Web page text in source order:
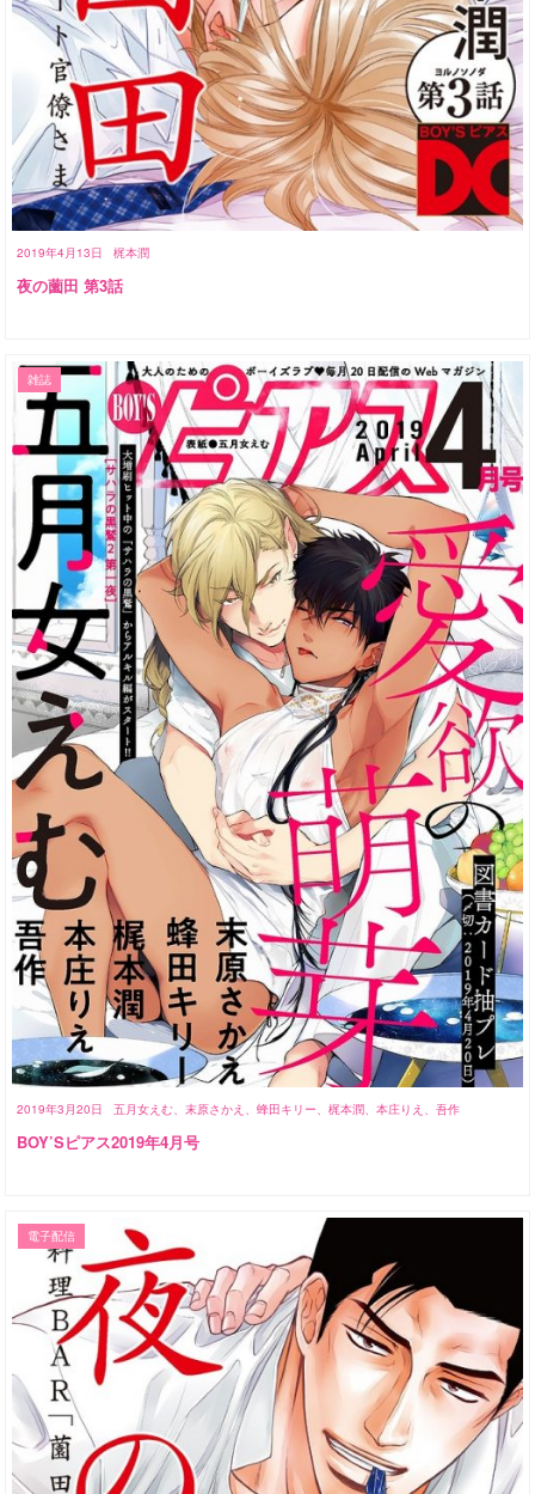
2019年4月13日 梶本潤
夜の薗田 第3話
2019年3月20日 五月女えむ、末原さかえ、蜂田キリー、梶本潤、本庄りえ、吾作
雑誌
BOY’Sピアス2019年4月号
電子配信